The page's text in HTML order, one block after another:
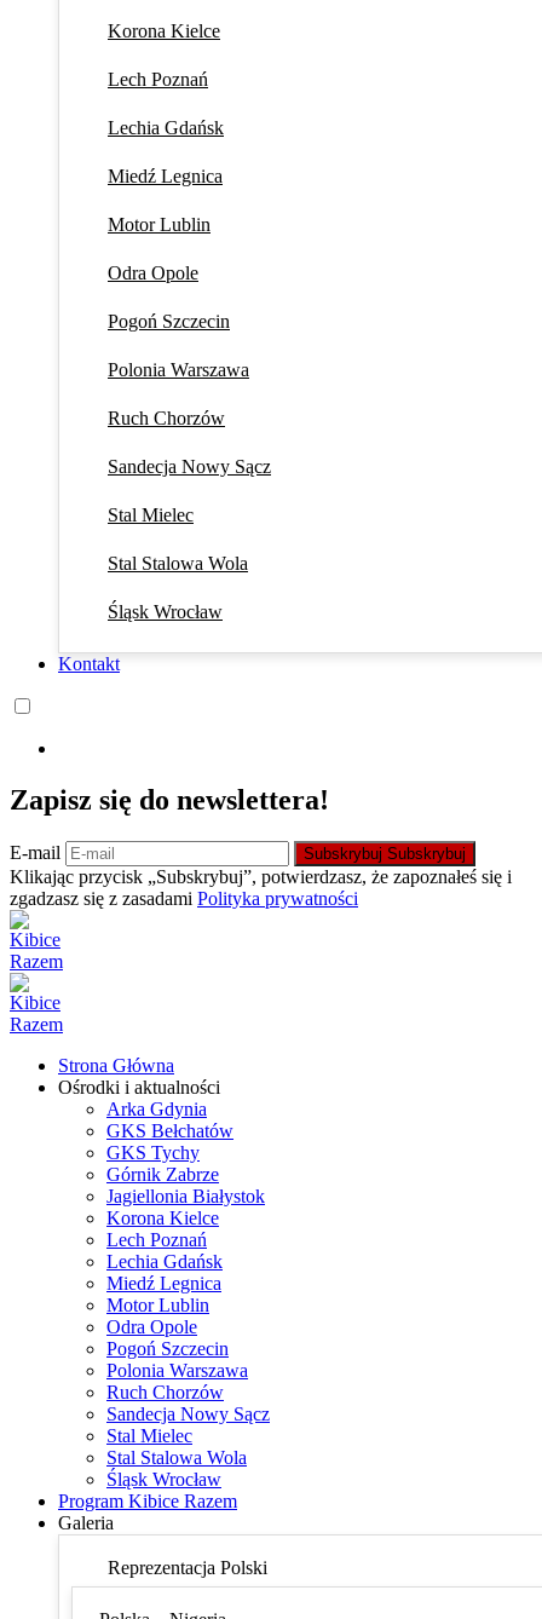
Korona Kielce
Lech Poznań
Lechia Gdańsk
Miedź Legnica
Motor Lublin
Odra Opole
Pogoń Szczecin
Polonia Warszawa
Ruch Chorzów
Sandecja Nowy Sącz
Stal Mielec
Stal Stalowa Wola
Śląsk Wrocław
Kontakt
Zapisz się do newslettera!
E-mail Subskrybuj Subskrybuj
Klikając przycisk „Subskrybuj”, potwierdzasz, że zapoznałeś się i
zgadzasz się z zasadami Polityka prywatności
Strona Główna
Ośrodki i aktualności
Arka Gdynia
GKS Bełchatów
GKS Tychy
Górnik Zabrze
Jagiellonia Białystok
Korona Kielce
Lech Poznań
Lechia Gdańsk
Miedź Legnica
Motor Lublin
Odra Opole
Pogoń Szczecin
Polonia Warszawa
Ruch Chorzów
Sandecja Nowy Sącz
Stal Mielec
Stal Stalowa Wola
Śląsk Wrocław
Program Kibice Razem
Galeria
Reprezentacja Polski